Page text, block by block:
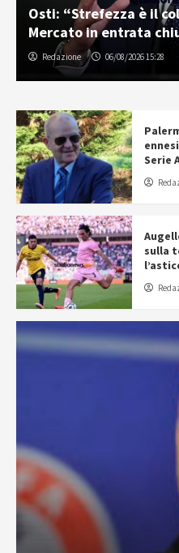
Osti: “Strefezza è il
Mercato in entrata
Redazione 06/08/2026 15:28
Serie
sulla